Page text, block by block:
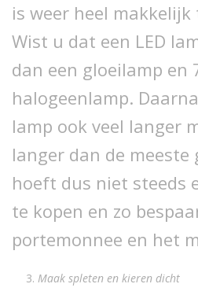
is weer heel
Wist u dat een LED
dan een gloeilamp en
halogeenlamp.
lamp ook veel langer
langer dan de meeste
hoeft dus niet steeds
te kopen en zo
portemonnee en het
Maak spleten en kieren dicht